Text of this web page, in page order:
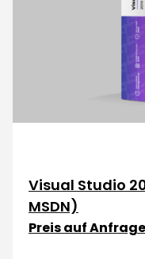
Visual Studio
MSDN)
Preis auf Anfrage